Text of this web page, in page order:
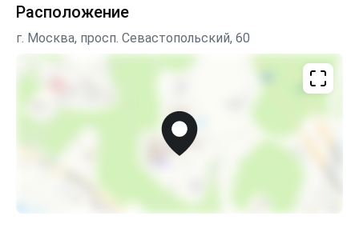
Расположение
г. Москва, просп. Севастопольский, 60